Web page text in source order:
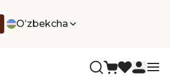
Oʻzbekcha